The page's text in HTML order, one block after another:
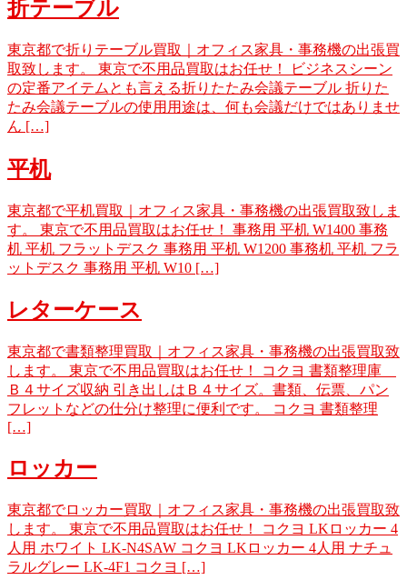
折テーブル
東京都で折りテーブル買取｜オフィス家具・事務機の出張買
取致します。 東京で不用品買取はお任せ！ ビジネスシーン
の定番アイテムとも言える折りたたみ会議テーブル 折りた
たみ会議テーブルの使用用途は、何も会議だけではありませ
ん […]
平机
東京都で平机買取｜オフィス家具・事務機の出張買取致しま
す。 東京で不用品買取はお任せ！ 事務用 平机 W1400 事務
机 平机 フラットデスク 事務用 平机 W1200 事務机 平机 フラ
ットデスク 事務用 平机 W10 […]
レターケース
東京都で書類整理買取｜オフィス家具・事務機の出張買取致
します。 東京で不用品買取はお任せ！ コクヨ 書類整理庫
Ｂ４サイズ収納 引き出しはＢ４サイズ。書類、伝票、パン
フレットなどの仕分け整理に便利です。 コクヨ 書類整理
[…]
ロッカー
東京都でロッカー買取｜オフィス家具・事務機の出張買取致
します。 東京で不用品買取はお任せ！ コクヨ LKロッカー 4
人用 ホワイト LK-N4SAW コクヨ LKロッカー 4人用 ナチュ
ラルグレー LK-4F1 コクヨ […]